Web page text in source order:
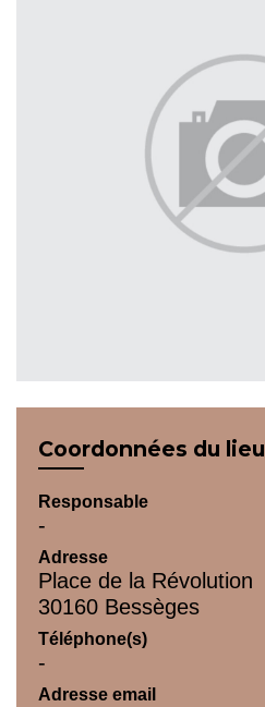
Coordonnées du lieu
Responsable
-
Adresse
Place de la Révolution
30160 Bessèges
Téléphone(s)
-
Adresse email